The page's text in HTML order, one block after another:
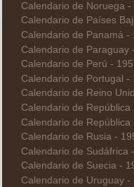
Calendario de Noruega -
Calendario de Países
Calendario de Panamá -
Calendario de Paraguay
Calendario de Perú -
Calendario de Portugal -
Calendario de Reino
Calendario de
Calendario de
Calendario de Rusia -
Calendario de Sudáfrica
Calendario de Suecia -
Calendario de Uruguay -